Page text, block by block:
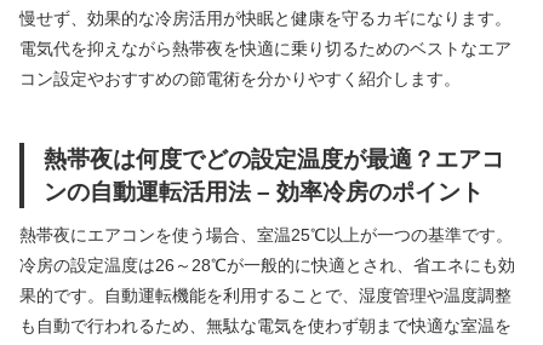
慢せず、効果的な冷房活用が快眠と健康を守るカギになります。
電気代を抑えながら熱帯夜を快適に乗り切るためのベストなエア
コン設定やおすすめの節電術を分かりやすく紹介します。
熱帯夜は何度でどの設定温度が最適？エアコ
ンの自動運転活用法 – 効率冷房のポイント
熱帯夜にエアコンを使う場合、室温25℃以上が一つの基準です。
冷房の設定温度は26～28℃が一般的に快適とされ、省エネにも効
果的です。自動運転機能を利用することで、湿度管理や温度調整
も自動で行われるため、無駄な電気を使わず朝まで快適な室温を